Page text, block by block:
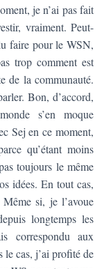
je n’ai pas fait
vraiment. Peut-
faire pour le WSN,
trop comment est
de la communauté.
Bon, d’accord,
s’en moque
Sej en ce moment,
qu’étant moins
toujours le même
idées. En tout cas,
si, je l’avoue
longtemps les
correspondu aux
le cas, j’ai profité de